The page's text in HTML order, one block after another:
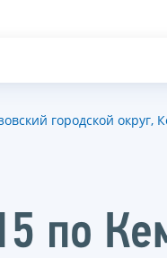
городской округ,